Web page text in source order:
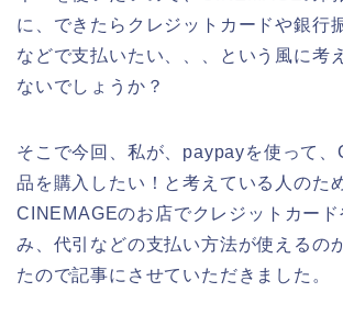
に、できたらクレジットカードや銀行
などで支払いたい、、、という風に考
ないでしょうか？
そこで今回、私が、paypayを使って
品を購入したい！と考えている人のた
CINEMAGEのお店でクレジットカード
み、代引などの支払い方法が使えるの
たので記事にさせていただきました。